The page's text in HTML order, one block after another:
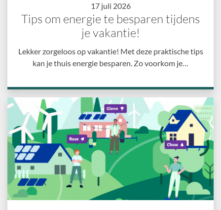
17 juli 2026
Tips om energie te besparen tijdens
je vakantie!
Lekker zorgeloos op vakantie! Met deze praktische tips
kan je thuis energie besparen. Zo voorkom je…